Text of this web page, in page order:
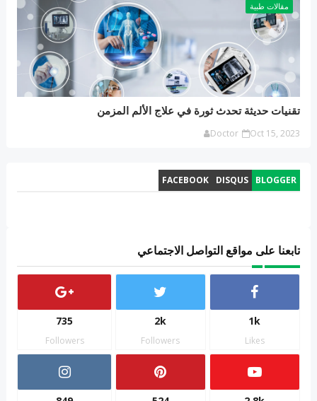
مقالات طبية
تقنيات حديثة تحدث ثورة في علاج الألم المزمن
Doctor Oct 15, 2023
BLOGGER
DISQUS
FACEBOOK
تابعنا على مواقع التواصل الاجتماعي
1k
Likes
2k
Followers
735
Followers